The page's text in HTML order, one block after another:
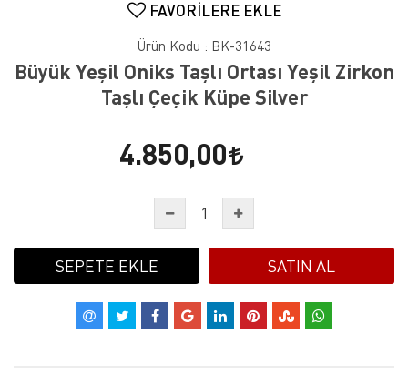
FAVORILERE EKLE
Ürün Kodu : BK-31643
Büyük Yeşil Oniks Taşlı Ortası Yeşil Zirkon
Taşlı Çeçik Küpe Silver
4.850,00
SEPETE EKLE SATIN AL